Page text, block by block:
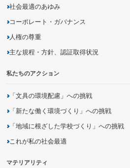
社会最適のあゆみ
コーポレート・ガバナンス
人権の尊重
主な規程・方針、認証取得状況
私たちのアクション
「文具の環境配慮」への挑戦
「新たな働く環境づくり」への挑戦
「地域に根ざした学校づくり」への挑戦
これが私の社会最適
マテリアリティ